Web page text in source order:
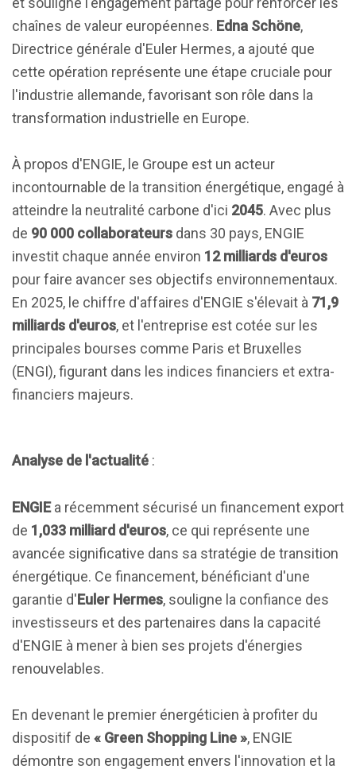
chaînes de valeur européennes. Edna Schöne,
Directrice générale d'Euler Hermes, a ajouté que
cette opération représente une étape cruciale pour
l'industrie allemande, favorisant son rôle dans la
transformation industrielle en Europe.
À propos d'ENGIE, le Groupe est un acteur
incontournable de la transition énergétique, engagé à
atteindre la neutralité carbone d'ici 2045. Avec plus
de 90 000 collaborateurs dans 30 pays, ENGIE
investit chaque année environ 12 milliards d'euros
pour faire avancer ses objectifs environnementaux.
En 2025, le chiffre d'affaires d'ENGIE s'élevait à 71,9
milliards d'euros, et l'entreprise est cotée sur les
principales bourses comme Paris et Bruxelles
(ENGI), figurant dans les indices financiers et extra-
financiers majeurs.
Analyse de l'actualité :
ENGIEa récemment sécurisé un financement export
de 1,033 milliard d'euros, ce qui représente une
avancée significative dans sa stratégie de transition
énergétique. Ce financement, bénéficiant d'une
garantie d'Euler Hermes, souligne la confiance des
investisseurs et des partenaires dans la capacité
d'ENGIE à mener à bien ses projets d'énergies
renouvelables.
En devenant le premier énergéticien à profiter du
dispositif de « Green Shopping Line », ENGIE
démontre son engagement envers l'innovation et la